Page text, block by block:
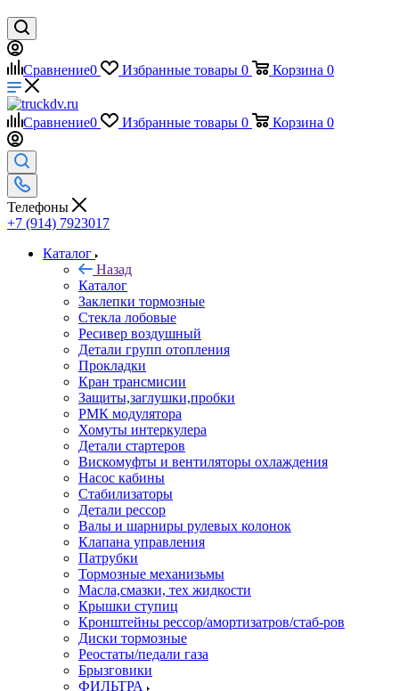
Сравнение0 Избранные товары 0 Корзина 0
Сравнение0 Избранные товары 0 Корзина 0
Телефоны
+7 (914) 7923017
Каталог
Назад
Каталог
Заклепки тормозные
Стекла лобовые
Ресивер воздушный
Детали групп отопления
Прокладки
Кран трансмисии
Защиты,заглушки,пробки
РМК модулятора
Хомуты интеркулера
Детали стартеров
Вискомуфты и вентиляторы охлаждения
Насос кабины
Стабилизаторы
Детали рессор
Валы и шарниры рулевых колонок
Клапана управления
Патрубки
Тормозные механизьмы
Масла,смазки, тех жидкости
Крышки ступиц
Кронштейны рессор/амортизатров/стаб-ров
Диски тормозные
Реостаты/педали газа
Брызговики
ФИЛЬТРА